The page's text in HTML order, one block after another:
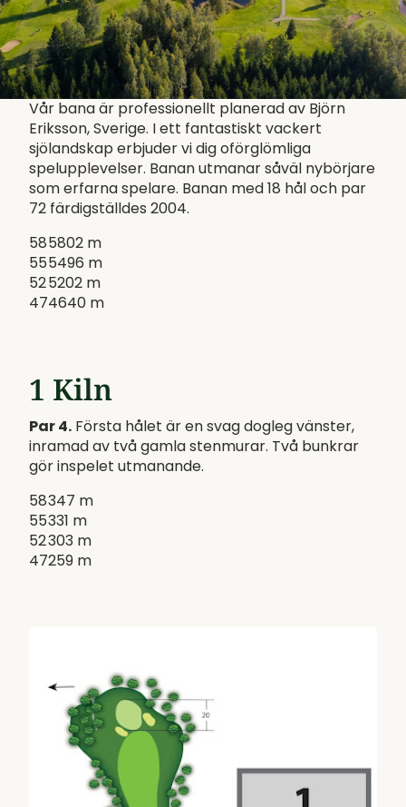
Vår bana är professionellt planerad av Björn
Eriksson, Sverige. I ett fantastiskt vackert
sjölandskap erbjuder vi dig oförglömliga
spelupplevelser. Banan utmanar såväl nybörjare
som erfarna spelare. Banan med 18 hål och par
72 färdigställdes 2004.
585802 m
555496 m
525202 m
474640 m
1 Kiln
Par 4. Första hålet är en svag dogleg vänster,
inramad av två gamla stenmurar. Två bunkrar
gör inspelet utmanande.
58347 m
55331 m
52303 m
47259 m